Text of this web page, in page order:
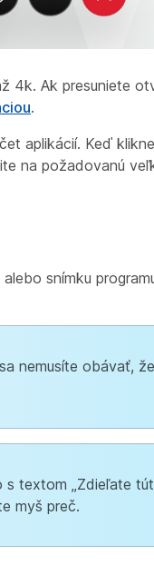
4k. Ak presuniete
.
aplikácií. Keď
na požadovanú
snímku
nemusíte obávať, že
s textom „Zdieľate
myš preč.